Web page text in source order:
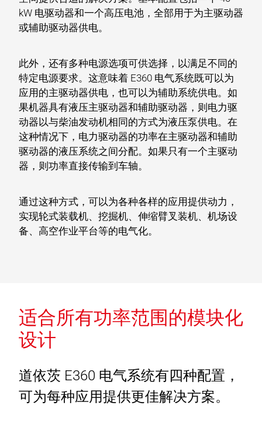
kW 电驱动器和一个高压电池，全部用于为主驱动器
或辅助驱动器供电。
此外，还有多种电源选项可供选择，以满足不同的
特定电源要求。这意味着 E360 电气系统既可以为
应用的主驱动器供电，也可以为辅助系统供电。如
果机器具有液压主驱动器和辅助驱动器，则电力驱
动器以与柴油发动机相同的方式为液压泵供电。在
这种情况下，电力驱动器的功率在主驱动器和辅助
驱动器的液压系统之间分配。如果只有一个主驱动
器，则功率直接传输到车轴。
通过这种方式，可以为各种各样的应用提供动力，
实现轮式装载机、挖掘机、伸缩臂叉装机、机场设
备、高空作业平台等的电气化。
适合所有功率范围的模块化
设计
道依茨 E360 电气系统有四种配置，
可为每种应用提供更佳解决方案。